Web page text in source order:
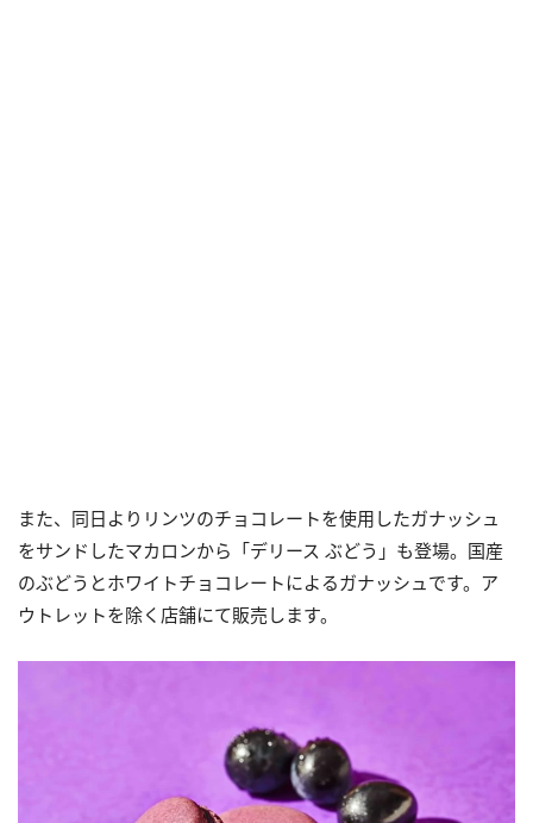
また、同日よりリンツのチョコレートを使用したガナッシュ
をサンドしたマカロンから「デリース ぶどう」も登場。国産
のぶどうとホワイトチョコレートによるガナッシュです。ア
ウトレットを除く店舗にて販売します。